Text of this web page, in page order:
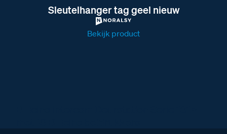
Sleutelhanger tag geel nieuw
Bekijk product